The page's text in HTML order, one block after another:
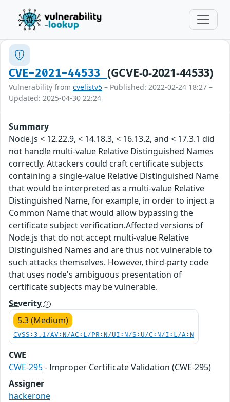
CVE-2021-44533 (GCVE-0-2021-44533)
Vulnerability from cvelistv5 – Published: 2022-02-24 18:27 –
Updated: 2025-04-30 22:24
Summary
Node.js < 12.22.9, < 14.18.3, < 16.13.2, and < 17.3.1 did
not handle multi-value Relative Distinguished Names
correctly. Attackers could craft certificate subjects
containing a single-value Relative Distinguished Name
that would be interpreted as a multi-value Relative
Distinguished Name, for example, in order to inject a
Common Name that would allow bypassing the
certificate subject verification.Affected versions of
Node.js that do not accept multi-value Relative
Distinguished Names and are thus not vulnerable to
such attacks themselves. However, third-party code
that uses node's ambiguous presentation of
certificate subjects may be vulnerable.
Severity
5.3 (Medium)
CVSS:3.1/AV:N/AC:L/PR:N/UI:N/S:U/C:N/I:L/A:N
CWE
CWE-295- Improper Certificate Validation (CWE-295)
Assigner
hackerone